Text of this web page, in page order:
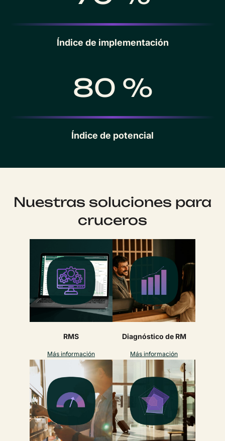
Índice de implementación
80 %
Índice de potencial
Nuestras soluciones para
cruceros
RMS
Más información
Diagnóstico de RM
Más información